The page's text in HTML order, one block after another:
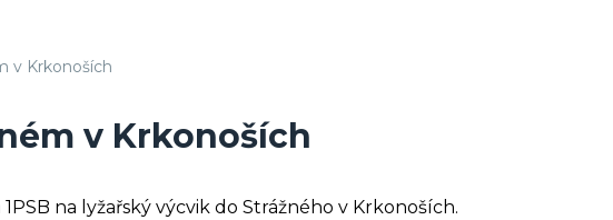
v Krkonoších
v Krkonoších
na lyžařský výcvik do Strážného v Krkonoších.